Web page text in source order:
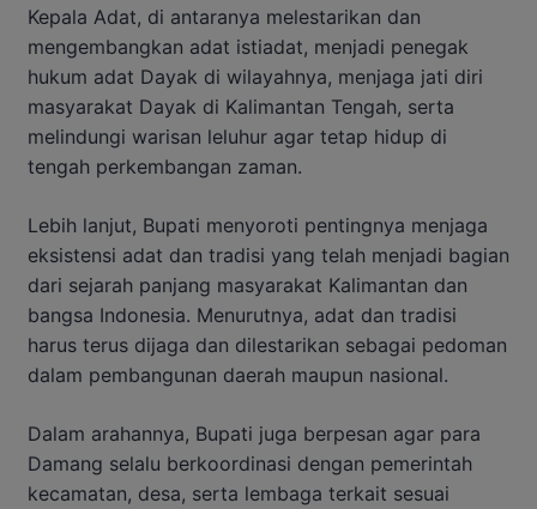
Kepala Adat, di antaranya melestarikan dan
mengembangkan adat istiadat, menjadi penegak
hukum adat Dayak di wilayahnya, menjaga jati diri
masyarakat Dayak di Kalimantan Tengah, serta
melindungi warisan leluhur agar tetap hidup di
tengah perkembangan zaman.
Lebih lanjut, Bupati menyoroti pentingnya menjaga
eksistensi adat dan tradisi yang telah menjadi bagian
dari sejarah panjang masyarakat Kalimantan dan
bangsa Indonesia. Menurutnya, adat dan tradisi
harus terus dijaga dan dilestarikan sebagai pedoman
dalam pembangunan daerah maupun nasional.
Dalam arahannya, Bupati juga berpesan agar para
Damang selalu berkoordinasi dengan pemerintah
kecamatan, desa, serta lembaga terkait sesuai